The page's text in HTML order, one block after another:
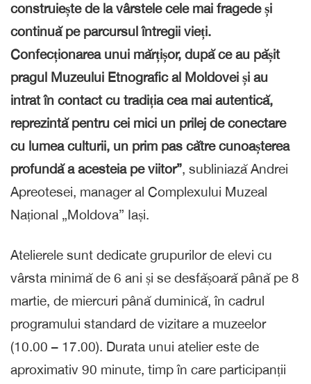
construiește de la vârstele cele mai fragede și
continuă pe parcursul întregii vieți.
Confecționarea unui mărțișor, după ce au pășit
pragul Muzeului Etnografic al Moldovei și au
intrat în contact cu tradiția cea mai autentică,
reprezintă pentru cei mici un prilej de conectare
cu lumea culturii, un prim pas către cunoașterea
profundă a acesteia pe viitor”, subliniază Andrei
Apreotesei, manager al Complexului Muzeal
Național „Moldova” Iași.
Atelierele sunt dedicate grupurilor de elevi cu
vârsta minimă de 6 ani și se desfășoară până pe 8
martie, de miercuri până duminică, în cadrul
programului standard de vizitare a muzeelor
(10.00 – 17.00). Durata unui atelier este de
aproximativ 90 minute, timp în care participanții